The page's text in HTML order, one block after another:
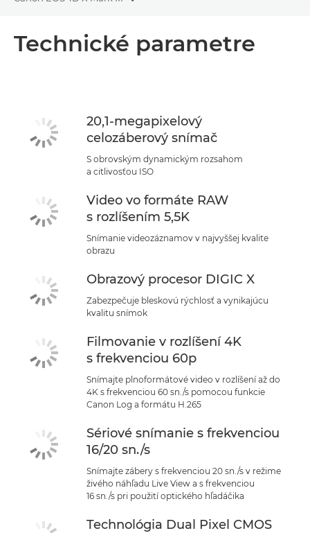
Toggle breadcrumbs
Technické parametre
20,1-megapixelový
celozáberový snímač
S obrovským dynamickým rozsahom
a citlivosťou ISO
Video vo formáte RAW
s rozlíšením 5,5K
Snímanie videozáznamov v najvyššej kvalite
obrazu
Obrazový procesor DIGIC X
Zabezpečuje bleskovú rýchlosť a vynikajúcu
kvalitu snímok
Filmovanie v rozlíšení 4K
s frekvenciou 60p
Snímajte plnoformátové video v rozlíšení až do
4K s frekvenciou 60 sn./s pomocou funkcie
Canon Log a formátu H.265
Sériové snímanie s frekvenciou
16/20 sn./s
Snímajte zábery s frekvenciou 20 sn./s v režime
živého náhľadu Live View a s frekvenciou
16 sn./s pri použití optického hľadáčika
Technológia Dual Pixel CMOS